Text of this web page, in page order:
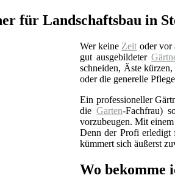
für Landschaftsbau in
Wer keine Zeit oder vor
gut ausgebildeter
schneiden, Äste kürzen,
oder die generelle
Ein professioneller
die Garten-Fachfrau)
vorzubeugen. Mit
Denn der Profi erledigt
kümmert sich äußerst
Wo bekomme